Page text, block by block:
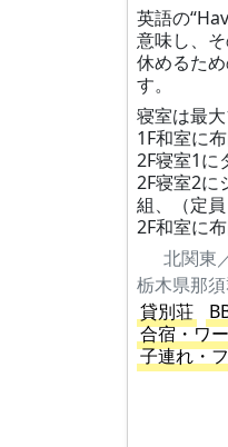
英語の
意味し、
休めるた
す。
寝室は最大
1F和室に
2F寝室1に
2F寝室2に
組、（定員
2F和室に
北関東
栃木県那
貸別荘
合宿・ワ
子連れ・